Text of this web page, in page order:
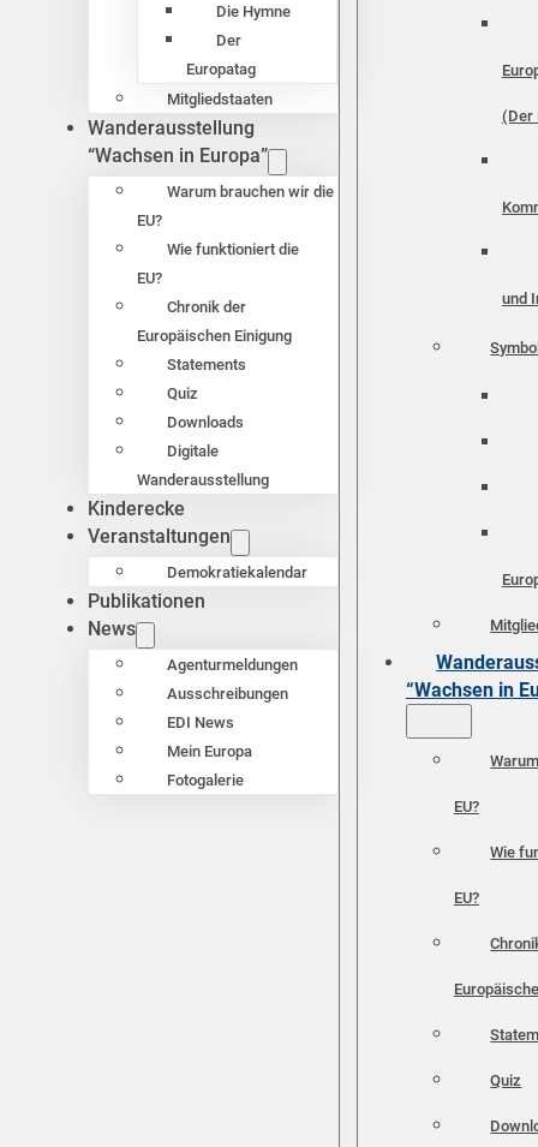
Die Hymne
Der
Europatag
Mitgliedstaaten
Wanderausstellung
“Wachsen in Europa”
Warum brauchen wir die
EU?
Wie funktioniert die
EU?
Chronik der
Europäischen Einigung
Statements
Quiz
Downloads
Digitale
Wanderausstellung
Kinderecke
Veranstaltungen
Demokratiekalendar
Publikationen
News
Agenturmeldungen
Ausschreibungen
EDI News
Mein Europa
Fotogalerie
(Der
und
“Wachsen in
EU?
Wie
EU?
Quiz